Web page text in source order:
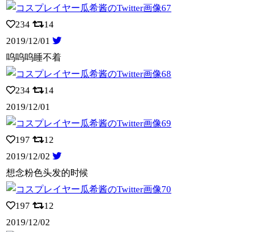
234
14
2019/12/01
呜呜呜睡不着
234
14
2019/12/01
197
12
2019/12/02
想念粉色头发的时候
197
12
2019/12/02